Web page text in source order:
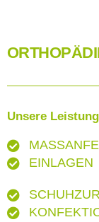
Unsere
EINLAGEN